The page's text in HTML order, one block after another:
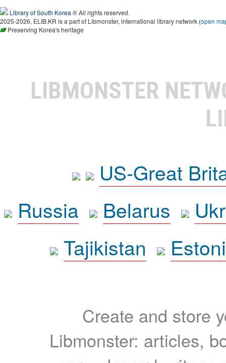
Library of South Korea ® All rights reserved.
2025-2026, ELIB.KR is a part of Libmonster, international library network (open
Preserving Korea's heritage
LIBMONSTER
US-Great
Russia
Belarus
Tajikistan
Create and store
Libmonster: articles,